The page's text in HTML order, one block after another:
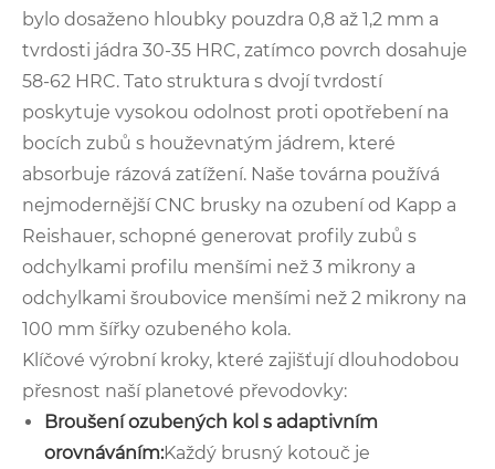
bylo dosaženo hloubky pouzdra 0,8 až 1,2 mm a
tvrdosti jádra 30-35 HRC, zatímco povrch dosahuje
58-62 HRC. Tato struktura s dvojí tvrdostí
poskytuje vysokou odolnost proti opotřebení na
bocích zubů s houževnatým jádrem, které
absorbuje rázová zatížení. Naše továrna používá
nejmodernější CNC brusky na ozubení od Kapp a
Reishauer, schopné generovat profily zubů s
odchylkami profilu menšími než 3 mikrony a
odchylkami šroubovice menšími než 2 mikrony na
100 mm šířky ozubeného kola.
Klíčové výrobní kroky, které zajišťují dlouhodobou
přesnost naší planetové převodovky:
Broušení ozubených kol s adaptivním
orovnáváním:Každý brusný kotouč je